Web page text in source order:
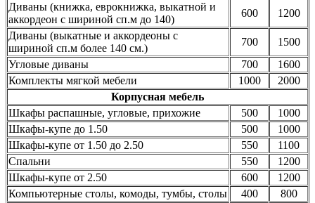
Диваны (книжка, еврокнижка, выкатной и
аккордеон с шириной сп.м до 140)
600
1200
Диваны (выкатные и аккордеоны с
шириной сп.м более 140 см.)
700
1500
Угловые диваны
700
1600
Комплекты мягкой мебели
1000
2000
Корпусная мебель
Шкафы распашные, угловые, прихожие
500
1000
Шкафы-купе до 1.50
500
1000
Шкафы-купе от 1.50 до 2.50
550
1100
Спальни
550
1200
Шкафы-купе от 2.50
600
1200
Компьютерные столы, комоды, тумбы, столы
400
800